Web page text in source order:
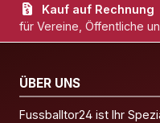
Kauf auf Rechnung
für Vereine, Öffentliche
ÜBER UNS
Fussballtor24 ist Ihr